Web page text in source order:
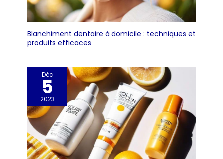
Blanchiment dentaire à domicile : techniques et
produits efficaces
Déc
5
2023